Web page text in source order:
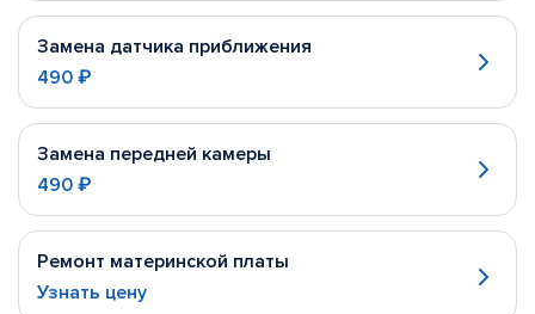
Замена датчика приближения
490 ₽
Замена передней камеры
490 ₽
Ремонт материнской платы
Узнать цену